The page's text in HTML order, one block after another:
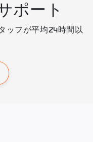
ポート
ッフが平均24時間以